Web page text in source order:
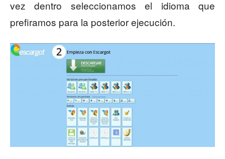
vez dentro seleccionamos el idioma que
prefiramos para la posterior ejecución.